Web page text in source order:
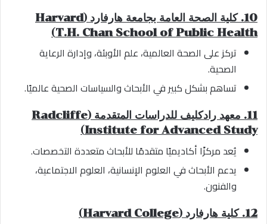
10. كلية الصحة العامة بجامعة هارفارد (Harvard
T.H. Chan School of Public Health)
تركز على الصحة العالمية، علم الأوبئة، وإدارة الرعاية
الصحية.
تساهم بشكل كبير في الأبحاث والسياسات الصحية عالميًا.
11. معهد رادكليف للدراسات المتقدمة (Radcliffe
Institute for Advanced Study)
يُعد مركزًا أكاديميًا متقدمًا للأبحاث متعددة التخصصات.
يدعم الأبحاث في العلوم الإنسانية، العلوم الاجتماعية،
والفنون.
12. كلية هارفارد (Harvard College)